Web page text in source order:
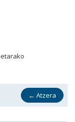
← Atzera